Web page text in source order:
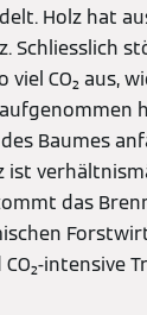
Holz hat
Schliesslich
CO₂ aus,
Baumes
ist
das
intensive